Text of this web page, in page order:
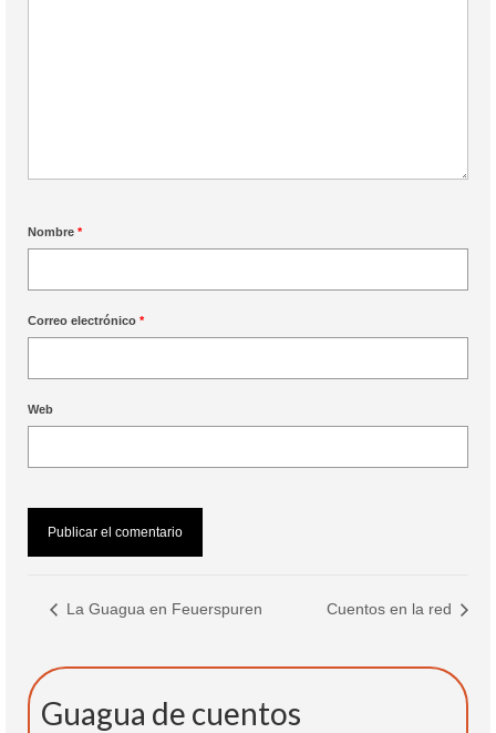
Nombre *
Correo electrónico *
Web
La Guagua en Feuerspuren Cuentos en la red
Guagua de cuentos